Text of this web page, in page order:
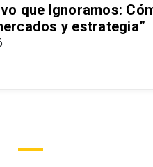
que Ignoramos:
y estrategia”